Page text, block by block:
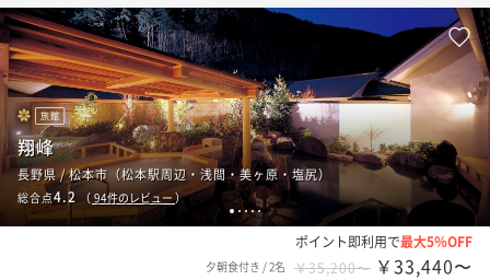
1 2345
旅館
翔峰
長野県 / 松本市（松本駅周辺・浅間・美ヶ原・塩尻）
総合点4.2 （ 94件のレビュー）
ポイント即利用で最大5％OFF
夕朝食付き /2名 ￥35,200〜 ￥33,440〜